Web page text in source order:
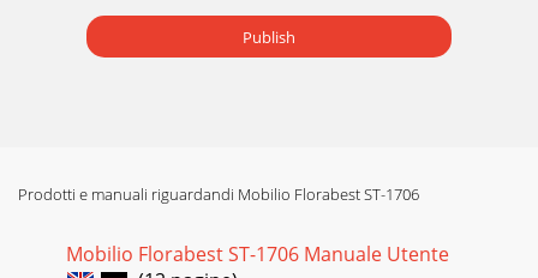
Publish
Prodotti e manuali riguardandi Mobilio Florabest ST-1706
Mobilio Florabest ST-1706 Manuale Utente